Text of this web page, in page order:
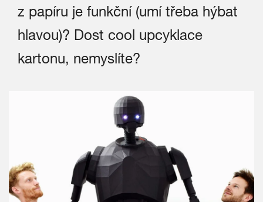
z papíru je funkční (umí třeba hýbat
hlavou)? Dost cool upcyklace
kartonu, nemyslíte?